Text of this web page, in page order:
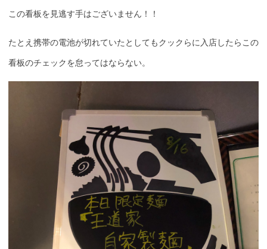
この看板を見逃す手はございません！！
たとえ携帯の電池が切れていたとしてもクックらに入店したらこの
看板のチェックを怠ってはならない。